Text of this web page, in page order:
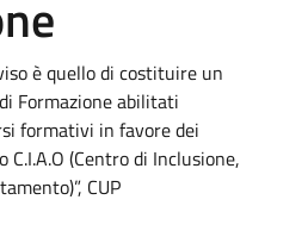
è quello di costituire un
Formazione abilitati
formativi in favore dei
(Centro di Inclusione,
CUP